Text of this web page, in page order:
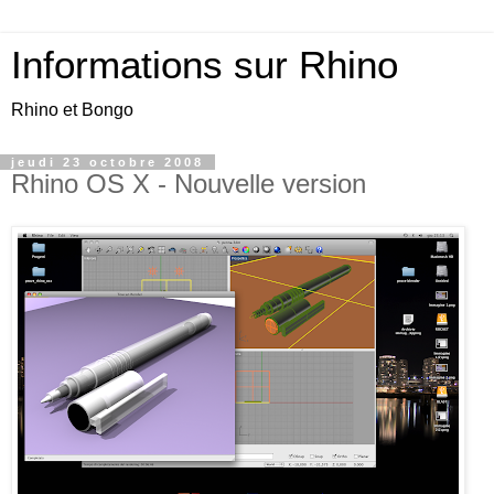
Informations sur Rhino
Rhino et Bongo
jeudi 23 octobre 2008
Rhino OS X - Nouvelle version